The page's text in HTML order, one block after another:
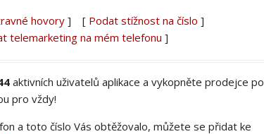
hovory] [ Podat stížnost na číslo ]
telemarketing na mém telefonu ]
aktivních uživatelů aplikace a vykopněte prodejce po
pro vždy!
a toto číslo Vás obtěžovalo, můžete se přidat ke